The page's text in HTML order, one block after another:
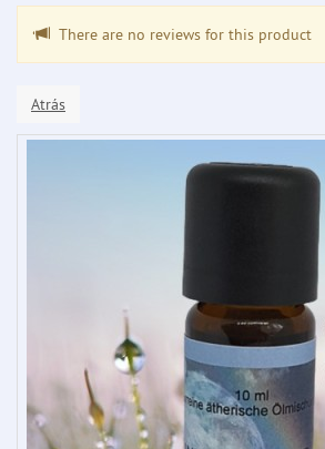
There are no reviews for this product
Atrás